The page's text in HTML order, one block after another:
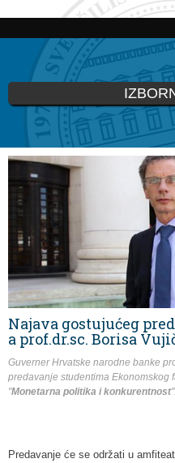
Skoči
glavni
sadržaj
Vi ste ovdje
Najava gostujućeg
a prof.dr.sc. Borisa
Guverner Hrvatske narodne banke
predavanje studentima Ekonomskog
"Monetarna politika i konkurentnost".
Predavanje će se održati u